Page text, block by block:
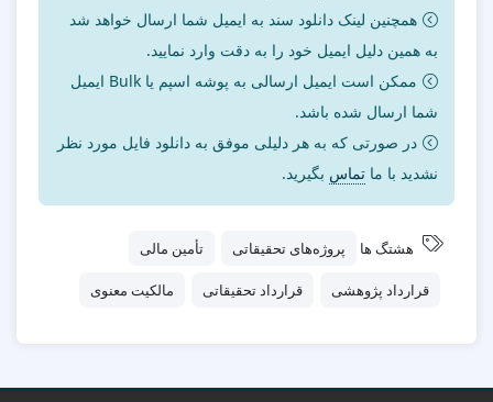
همچنین لینک دانلود سند به ایمیل شما ارسال خواهد شد
به همین دلیل ایمیل خود را به دقت وارد نمایید.
ممکن است ایمیل ارسالی به پوشه اسپم یا Bulk ایمیل
شما ارسال شده باشد.
در صورتی که به هر دلیلی موفق به دانلود فایل مورد نظر
نشدید با ما تماس بگیرید.
هشتگ ها پروژه‌های تحقیقاتی تأمین مالی
قرارداد پژوهشی قرارداد تحقیقاتی مالکیت معنوی